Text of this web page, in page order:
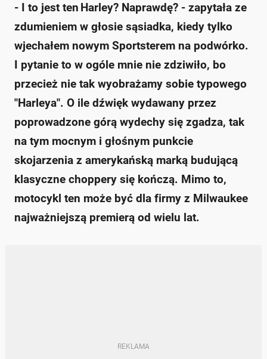
- I to jest ten Harley? Naprawdę? - zapytała ze
zdumieniem w głosie sąsiadka, kiedy tylko
wjechałem nowym Sportsterem na podwórko.
I pytanie to w ogóle mnie nie zdziwiło, bo
przecież nie tak wyobrażamy sobie typowego
"Harleya". O ile dźwięk wydawany przez
poprowadzone górą wydechy się zgadza, tak
na tym mocnym i głośnym punkcie
skojarzenia z amerykańską marką budującą
klasyczne choppery się kończą. Mimo to,
motocykl ten może być dla firmy z Milwaukee
najważniejszą premierą od wielu lat.